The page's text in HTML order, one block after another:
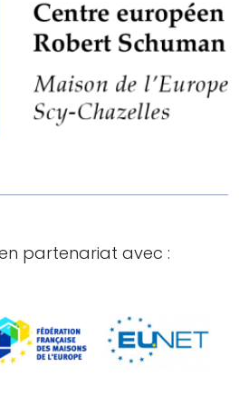
en partenariat avec :